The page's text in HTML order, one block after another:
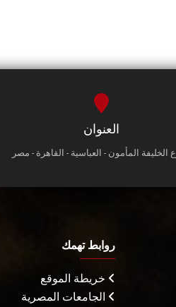
العنوان
الخليفة المأمون - العباسية - القاهرة - مصر
روابط تهمك
خريطة الموقع
الجامعات المصرية